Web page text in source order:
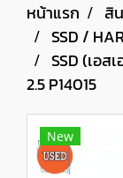
หน้าแรก สิ
SSD /
SSD (เอส
2.5 P14015
New